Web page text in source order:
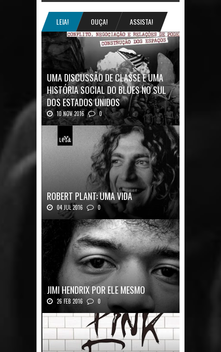
LEIA! OUÇA! ASSISTA!
UMA DISCUSSÃO DE CLASSE E UMA
HISTÓRIA SOCIAL DO BLUES NO SUL
DOS ESTADOS UNIDOS
10 NOV 2016 0
Mais uma ótima oportunidade de se
ROBERT PLANT: UMA VIDA
04 JUL 2016 0
Robert Plant, o vocalista do Led Zeppeli...
JIMI HENDRIX POR ELE MESMO
26 FEB 2016 0
Texto histórico expõe a mente do mestre J...